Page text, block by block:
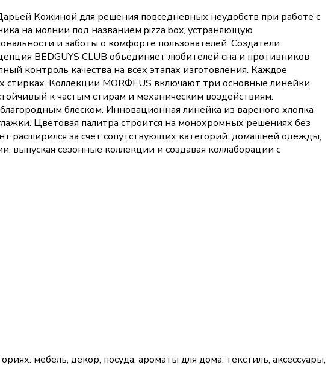
Кожиной для решения повседневных неудобств при работе с
на молнии под названием pizza box, устраняющую
и заботы о комфорте пользователей. Создатели
BEDGUYS CLUB объединяет любителей сна и противников
контроль качества на всех этапах изготовления. Каждое
стирках. Коллекции MORФEUS включают три основные линейки
к частым стирам и механическим воздействиям.
блеском. Инновационная линейка из вареного хлопка
Цветовая палитра строится на монохромных решениях без
расширился за счет сопутствующих категорий: домашней одежды,
выпуская сезонные коллекции и создавая коллаборации с
мебель, декор, посуда, ароматы для дома, текстиль, аксессуары,